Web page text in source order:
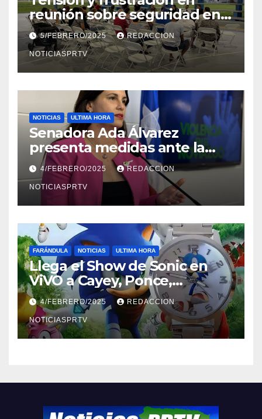
reunión sobre seguridad en
Reparto Metropolitano
5/FEBRERO/2025 REDACCION
NOTICIASPRTV
NOTICIAS ULTIMA HORA
Senadora Ada Álvarez
presenta medidas ante la
violencia en el noviazgo
4/FEBRERO/2025 REDACCION
NOTICIASPRTV
FARÁNDULA NOTICIAS ULTIMA HORA
Llega el Show de Sonic en
ViVO a Cayey, Ponce,
Barceloneta y Humacao,
Relojes gratis para el que
compre ahora….
4/FEBRERO/2025 REDACCION
NOTICIASPRTV